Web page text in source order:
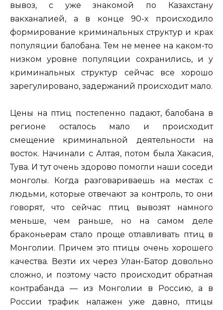
вывоз, с уже знакомой по Казахстану
вакханалией, а в конце 90-х происходило
формирование криминальных структур и крах
популяции балобана. Тем не менее на каком-то
низком уровне популяции сохранились, и у
криминальных структур сейчас все хорошо
зарегулировано, задержаний происходит мало.
Цены на птиц постепенно падают, балобана в
регионе осталось мало и происходит
смещение криминальной деятельности на
восток. Начинали с Алтая, потом была Хакасия,
Тува. И тут очень здорово помогли наши соседи
монголы. Когда разговариваешь на местах с
людьми, которые отвечают за контроль, то они
говорят, что сейчас птиц выво­зят намного
меньше, чем раньше, но на самом деле
браконьерам стало проще отлавливать птиц в
Монголии. Причем это птицы очень хорошего
качества. Везти их через Улан-Батор довольно
сложно, и поэтому часто происходит обратная
контрабанда — из Монголии в Россию, а в
России трафик налажен уже давно, птицы